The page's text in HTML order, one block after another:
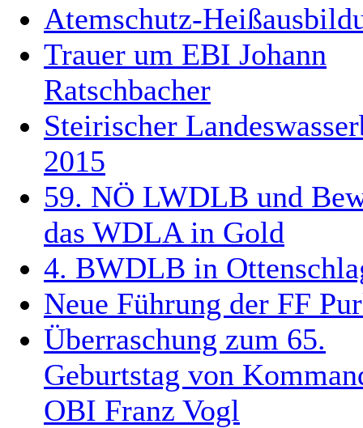
Atemschutz-
Trauer um EBI Johann
Ratschbacher
Steirischer
2015
59. NÖ LWDLB und
das WDLA in Gold
4. BWDLB in
Neue Führung der FF
Überraschung zum 65.
Geburtstag von
OBI Franz Vogl